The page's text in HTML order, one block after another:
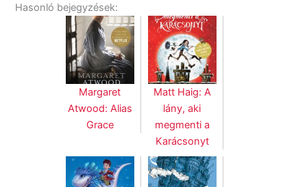
Hasonló bejegyzések:
Margaret
Atwood: Alias
Grace
Matt Haig: A
lány, aki
megmenti a
Karácsonyt